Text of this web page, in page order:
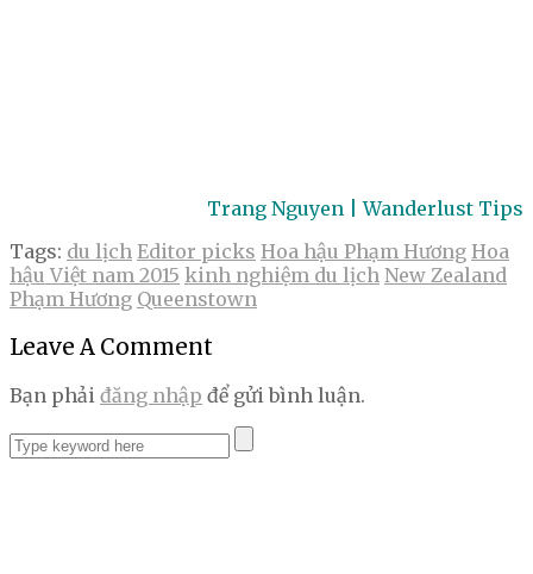
Trang Nguyen | Wanderlust Tips
Tags: du lịch Editor picks Hoa hậu Phạm Hương Hoa
hậu Việt nam 2015 kinh nghiệm du lịch New Zealand
Phạm Hương Queenstown
Leave A Comment
Bạn phải đăng nhập để gửi bình luận.